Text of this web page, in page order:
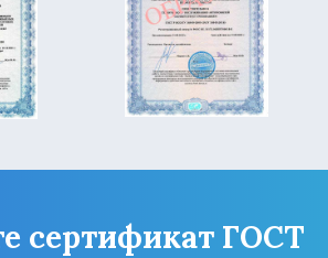
сертификат ГОСТ